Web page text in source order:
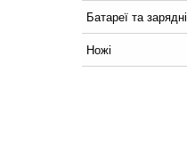
Батареї та зарядні
Ножі